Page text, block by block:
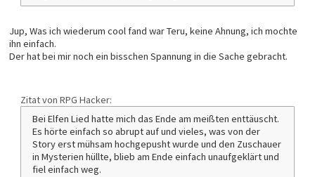
Jup, Was ich wiederum cool fand war Teru, keine Ahnung, ich mochte
ihn einfach.
Der hat bei mir noch ein bisschen Spannung in die Sache gebracht.
Zitat von RPG Hacker:
Bei Elfen Lied hatte mich das Ende am meißten enttäuscht.
Es hörte einfach so abrupt auf und vieles, was von der
Story erst mühsam hochgepusht wurde und den Zuschauer
in Mysterien hüllte, blieb am Ende einfach unaufgeklärt und
fiel einfach weg.